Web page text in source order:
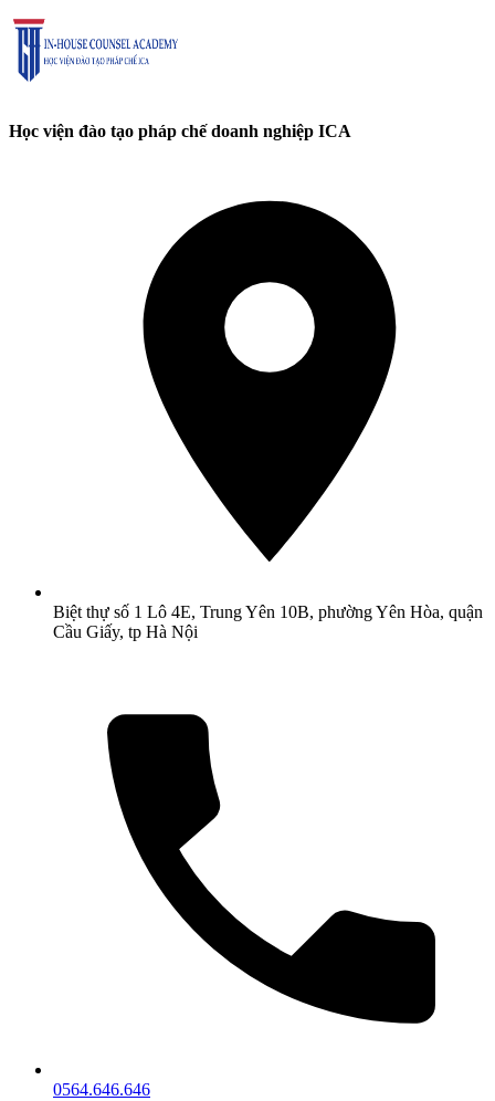
Học viện đào tạo pháp chế doanh nghiệp ICA
Biệt thự số 1 Lô 4E, Trung Yên 10B, phường Yên Hòa, quận
Cầu Giấy, tp Hà Nội
0564.646.646